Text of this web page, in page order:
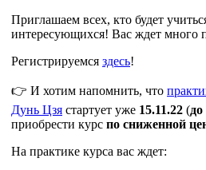
Приглашаем всех, кто будет
интересующихся! Вас ждет много
Регистрируемся здесь!
👉 И хотим напомнить, что
Дунь Цзя стартует уже 15.11.22 (до
приобрести курс по сниженной
На практике курса вас ждет: